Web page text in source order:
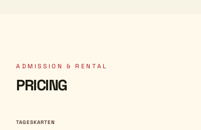
ADMISSION & RENTAL
PRICING
TAGESKARTEN